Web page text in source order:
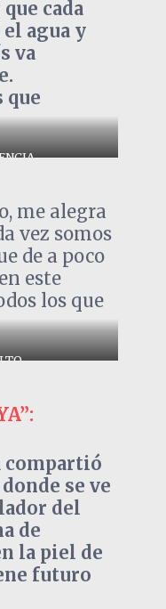
cada
agua y
va
que
me alegra
vez somos
de a poco
este
los que
compartió
se ve
del
de
la piel de
futuro